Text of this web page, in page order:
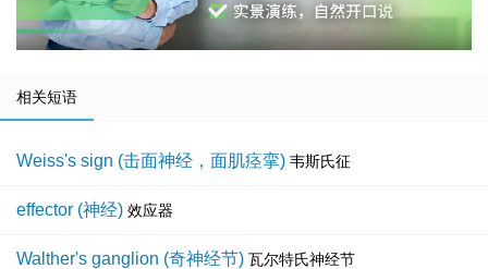
相关短语
Weiss's sign (击面神经，面肌痉挛) 韦斯氏征
effector (神经) 效应器
Walther's ganglion (奇神经节) 瓦尔特氏神经节